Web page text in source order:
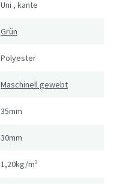
Uni , kante
Grün
Polyester
Maschinell gewebt
35mm
30mm
1,20kg/m²